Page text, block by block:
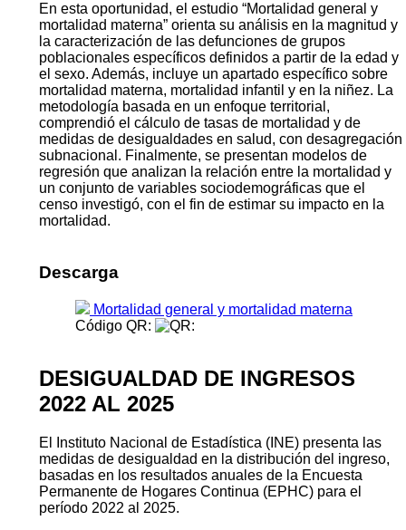
En esta oportunidad, el estudio “Mortalidad general y
mortalidad materna” orienta su análisis en la magnitud y
la caracterización de las defunciones de grupos
poblacionales específicos definidos a partir de la edad y
el sexo. Además, incluye un apartado específico sobre
mortalidad materna, mortalidad infantil y en la niñez. La
metodología basada en un enfoque territorial,
comprendió el cálculo de tasas de mortalidad y de
medidas de desigualdades en salud, con desagregación
subnacional. Finalmente, se presentan modelos de
regresión que analizan la relación entre la mortalidad y
un conjunto de variables sociodemográficas que el
censo investigó, con el fin de estimar su impacto en la
mortalidad.
Descarga
Mortalidad general y mortalidad materna
Código QR:
DESIGUALDAD DE INGRESOS
2022 AL 2025
El Instituto Nacional de Estadística (INE) presenta las
medidas de desigualdad en la distribución del ingreso,
basadas en los resultados anuales de la Encuesta
Permanente de Hogares Continua (EPHC) para el
período 2022 al 2025.